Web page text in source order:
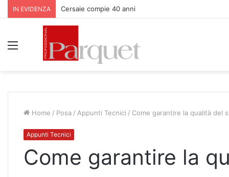
IN EVIDENZA Parquet Bauwerk all’Apfelhotel Torgglerhof in Val
Home / Posa / Appunti Tecnici / Come garantire la qualità del
Appunti Tecnici
Come garantire la